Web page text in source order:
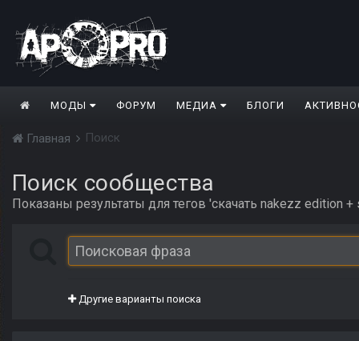
МОДЫ ФОРУМ МЕДИА БЛОГИ
Главная Поиск
Поиск сообщества
Показаны результаты для тегов 'скачать nakezz edition +
Другие варианты поиска